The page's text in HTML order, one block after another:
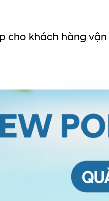
cho khách hàng